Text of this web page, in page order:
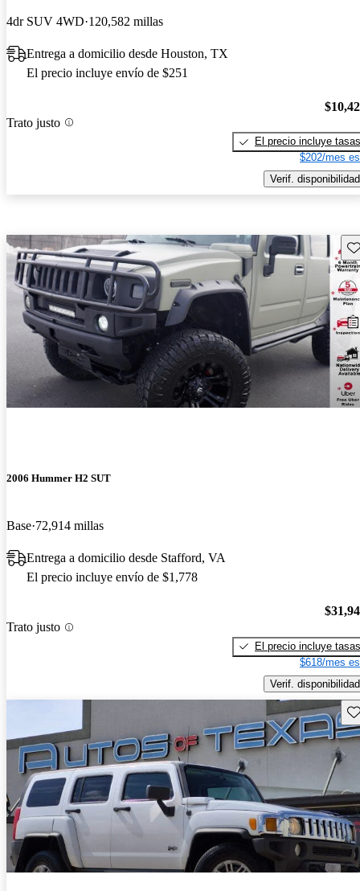
4dr SUV 4WD 120,582 millas
Entrega a domicilio desde Houston, TX
El precio incluye envío de $251
Trato justo
El precio incluye tasas
$202/mes
Verif. disponibilidad
2006 Hummer H2 SUT
Base 72,914 millas
Entrega a domicilio desde Stafford, VA
El precio incluye envío de $1,778
Trato justo
El precio incluye tasas
$618/mes
Verif. disponibilidad